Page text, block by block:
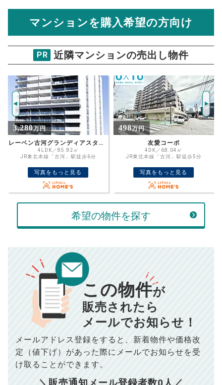
物件価格
万円
ご希望の
返済期間
年
住宅ローン
金利
%
ボーナス
返済金額
万円
万円
返済シミュレーション計算結果
毎月の支払額 834
年間の支払額 10,005 円
総支払額 100,050 円
ヴェルシティ古河3番館
試算条件 72㎡・7階
推定売却価格：1681 万円
資金計画のために査定額や希望売却価
格を入力して活用するのもおすすめ◎
計算する
00万円
■仲介手数料／ 00万円
■売買契約書印紙／ 0
■抵当権抹消費用／0万円
※購入価格よりも売却価格が高い場合、譲渡所得税が発生する
場合がございます。詳しくは最寄りの税務署などにご確認く
※シミュレーター結果はあくまでも概算であり、手残り金額を
保証するものではございません。
※上記売却費用には、住所変更登記の費用、引っ越し費用、住
宅ローンの一括繰上返済の手数料等は含まれておりませんの
で予めご了承ください。
おります。（物件価格×3%＋6万円＋消費税）
マンションを購入希望の方向け
PR 近隣マンションの売出し物件
498万円
友愛コーポ
4DK／68.04㎡
JR東北本線「古河」駅徒歩5分
写真をもっと見る
1,380万円
ヴェルシティ古河4番館
4LDK／88.24㎡
JR東北本線「古河」駅徒歩5分
写真をもっと見る
希望の物件を探す
この物件が
販売されたら
メールでお知らせ！
メールアドレス登録をすると、 新着物件や価格改
定（値下げ）があった際に メールでお知らせを受
け取ることができます。
＼販売通知メール登録者数0 人／